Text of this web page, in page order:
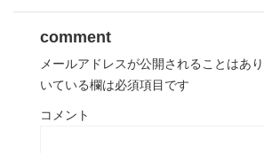
comment
メールアドレスが公開されることはあり
いている欄は必須項目です
コメント